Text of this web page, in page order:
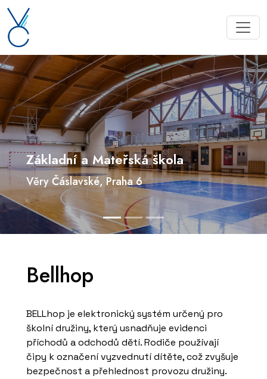
Základní a Mateřská škola
Věry Čáslavské, Praha 6
Bellhop
BELLhop je elektronický systém určený pro
školní družiny, který usnadňuje evidenci
příchodů a odchodů dětí. Rodiče používají
čipy k označení vyzvednutí dítěte, což zvyšuje
bezpečnost a přehlednost provozu družiny.